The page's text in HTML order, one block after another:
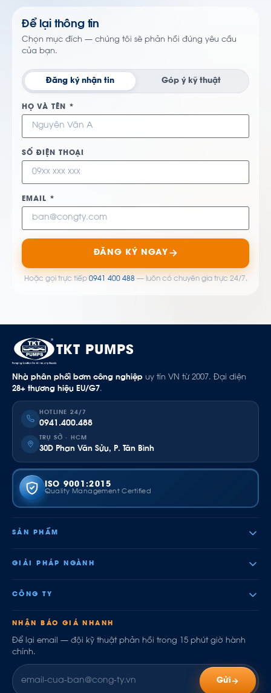
Để lại thông tin
Chọn mục đích — chúng tôi sẽ phản hồi đúng yêu cầu
của bạn.
Đăng ký nhận tin Góp ý kỹ thuật
HỌ VÀ TÊN *
SỐ ĐIỆN THOẠI
EMAIL *
ĐĂNG KÝ NGAY
Hoặc gọi trực tiếp 0941 400 488— luôn có chuyên gia trực 24/7.
TKT PUMPS
Nhà phân phối bơm công nghiệp uy tín VN từ 2007. Đại diện
28+ thương hiệu EU/G7.
HOTLINE 24/7
0941.400.488
TRỤ SỞ · HCM
30D Phan Văn Sửu, P. Tân Bình
ISO 9001:2015
Quality Management Certified
SẢN PHẨM
GIẢI PHÁP NGÀNH
CÔNG TY
NHẬN BÁO GIÁ NHANH
Để lại email — đội kỹ thuật phản hồi trong 15 phút giờ hành
chính.
Gửi